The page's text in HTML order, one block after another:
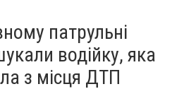
патрульні
водійку, яка
з місця ДТП